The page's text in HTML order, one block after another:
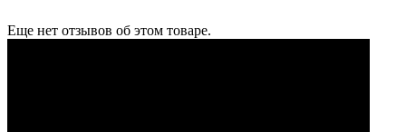
Еще нет отзывов об этом товаре.